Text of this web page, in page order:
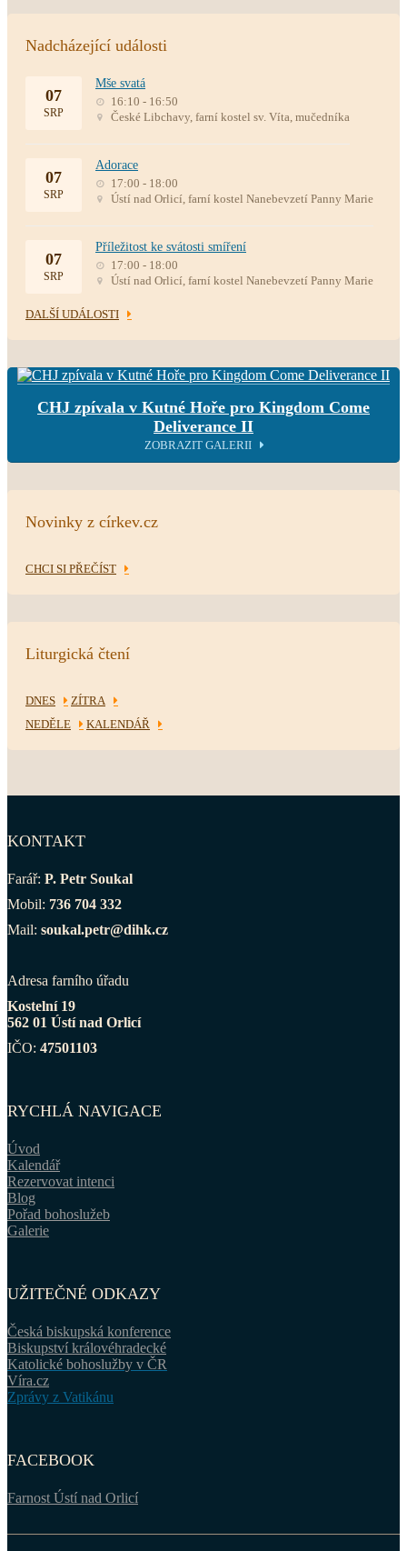
Nadcházející události
07
SRP
Mše svatá
16:10 - 16:50
České Libchavy, farní kostel sv. Víta, mučedníka
07
SRP
Adorace
17:00 - 18:00
Ústí nad Orlicí, farní kostel Nanebevzetí Panny Marie
07
SRP
Příležitost ke svátosti smíření
17:00 - 18:00
Ústí nad Orlicí, farní kostel Nanebevzetí Panny Marie
DALŠÍ UDÁLOSTI
CHJ zpívala v Kutné Hoře pro Kingdom Come
Deliverance II
ZOBRAZIT GALERII
Novinky z církev.cz
CHCI SI PŘEČÍST
Liturgická čtení
DNES
ZÍTRA
NEDĚLE
KALENDÁŘ
KONTAKT
Farář: P. Petr Soukal
Mobil: 736 704 332
Mail: soukal.petr@dihk.cz
Adresa farního úřadu
Kostelní 19
562 01 Ústí nad Orlicí
IČO: 47501103
RYCHLÁ NAVIGACE
Úvod
Kalendář
Rezervovat intenci
Blog
Pořad bohoslužeb
Galerie
UŽITEČNÉ ODKAZY
Česká biskupská konference
Biskupství královéhradecké
Katolické bohoslužby v ČR
Víra.cz
Zprávy z Vatikánu
FACEBOOK
Farnost Ústí nad Orlicí